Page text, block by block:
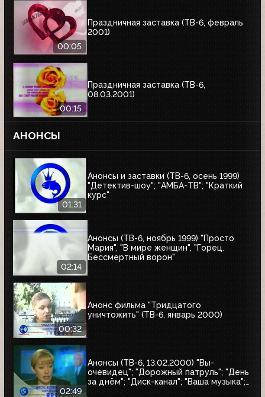
00:05
Праздничная заставка (ТВ-6, февраль
2001)
00:15
Праздничная заставка (ТВ-6,
08.03.2001)
АНОНСЫ
01:31
Анонсы и заставки (ТВ-6, осень 1999)
"Детектив-шоу"; "АМБА-ТВ"; "Краткий
курс"
02:14
Анонсы (ТВ-6, ноябрь 1999) "Просто
Мария", "В мире женщин", "Горец.
Бессмертный ворон"
00:32
Анонс фильма "Тридцатого
уничтожить" (ТВ-6, январь 2000)
02:49
Анонсы (ТВ-6, 13.02.2000) "Вы-
очевидец"; "Дорожный патруль"; "День
за днём"; "Диск-канал"; "Ваша музыка";